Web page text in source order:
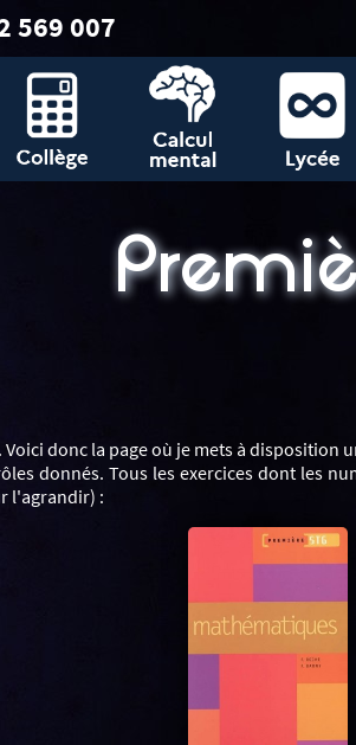
569 007
donc la page où je mets à
donnés. Tous les exercices dont les
l'agrandir) :